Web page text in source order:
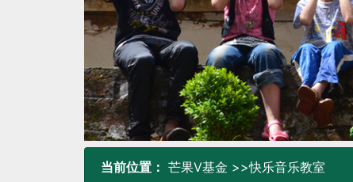
当前位置： 芒果V基金 >>快乐音乐教室